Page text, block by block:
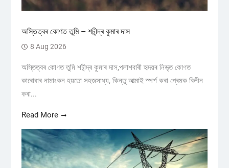
অস্তিত্বৰ কোণত তুমি – শচীন্দ্ৰ কুমাৰ দাস
8 Aug 2026
অস্তিত্বৰ কোণত তুমি শচীন্দ্ৰ কুমাৰ দাস,পলাশবাৰী হৃদয়ৰ নিভৃত কোণত
কাৰোবাৰ নামাংকন হয়তো সহজসাধ্য, কিন্তু আত্মাই স্পৰ্শ কৰা প্ৰেমক বিলীন
কৰা...
Read More